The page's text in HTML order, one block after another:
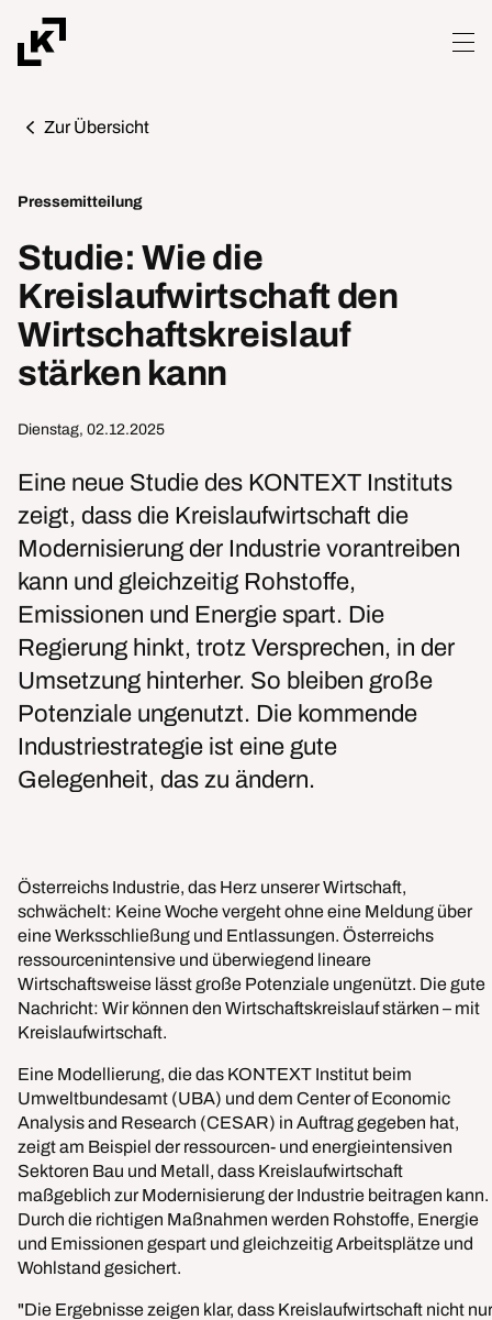
Zur Übersicht
Pressemitteilung
Studie: Wie die
Kreislaufwirtschaft den
Wirtschaftskreislauf
stärken kann
Dienstag, 02.12.2025
Eine neue Studie des KONTEXT Instituts
zeigt, dass die Kreislaufwirtschaft die
Modernisierung der Industrie vorantreiben
kann und gleichzeitig Rohstoffe,
Emissionen und Energie spart. Die
Regierung hinkt, trotz Versprechen, in der
Umsetzung hinterher. So bleiben große
Potenziale ungenutzt. Die kommende
Industriestrategie ist eine gute
Gelegenheit, das zu ändern.
Österreichs Industrie, das Herz unserer Wirtschaft,
schwächelt: Keine Woche vergeht ohne eine Meldung über
eine Werksschließung und Entlassungen. Österreichs
ressourcenintensive und überwiegend lineare
Wirtschaftsweise lässt große Potenziale ungenützt. Die gute
Nachricht: Wir können den Wirtschaftskreislauf stärken – mit
Kreislaufwirtschaft.
Eine Modellierung, die das KONTEXT Institut beim
Umweltbundesamt (UBA) und dem Center of Economic
Analysis and Research (CESAR) in Auftrag gegeben hat,
zeigt am Beispiel der ressourcen- und energieintensiven
Sektoren Bau und Metall, dass Kreislaufwirtschaft
maßgeblich zur Modernisierung der Industrie beitragen kann.
Durch die richtigen Maßnahmen werden Rohstoffe, Energie
und Emissionen gespart und gleichzeitig Arbeitsplätze und
Wohlstand gesichert.
"Die Ergebnisse zeigen klar, dass Kreislaufwirtschaft nicht nur